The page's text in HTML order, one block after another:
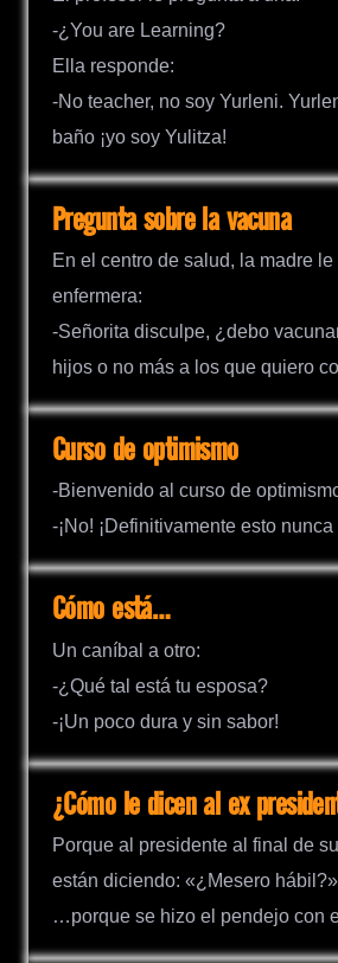
-¿You are Learning?
Ella responde:
-No teacher, no soy Yurleni.
baño ¡yo soy Yulitza!
Pregunta sobre la vacuna
En el centro de salud, la madre
enfermera:
-Señorita disculpe, ¿debo
hijos o no más a los que quiero
Curso de optimismo
-Bienvenido al curso de
-¡No! ¡Definitivamente esto
Cómo está…
Un caníbal a otro:
-¿Qué tal está tu esposa?
-¡Un poco dura y sin sabor!
¿Cómo le dicen al ex
Porque al presidente al final de
están diciendo: «¿Mesero hábil?»
…porque se hizo el pendejo con